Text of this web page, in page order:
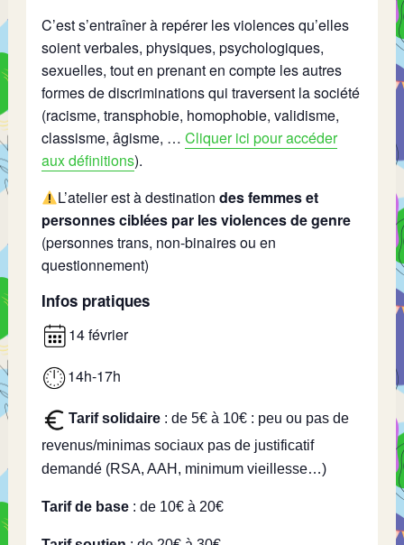
C’est s’entraîner à repérer les violences qu’elles
soient verbales, physiques, psychologiques,
sexuelles, tout en prenant en compte les autres
formes de discriminations qui traversent la société
(racisme, transphobie, homophobie, validisme,
classisme, âgisme, …Cliquer ici pour accéder
aux définitions).
L’atelier est à destinationdes femmeset
personnes ciblées par les violences de genre
(personnes trans, non-binaires ou en
questionnement)
Infos pratiques
14 février
14h-17h
Tarif solidaire : de 5€ à 10€ : peu ou pas de
revenus/minimas sociaux pas de justificatif
demandé (RSA, AAH, minimum vieillesse…)
Tarif de base : de 10€ à 20€